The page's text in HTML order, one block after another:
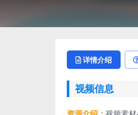
详情介绍
视频信息